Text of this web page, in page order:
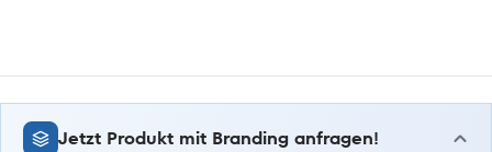
Jetzt Produkt mit Branding anfragen!